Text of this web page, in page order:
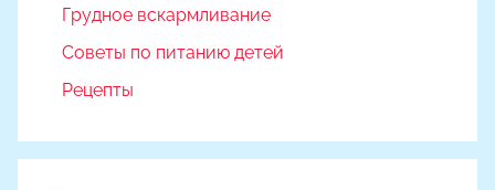
Грудное вскармливание
Советы по питанию детей
Рецепты